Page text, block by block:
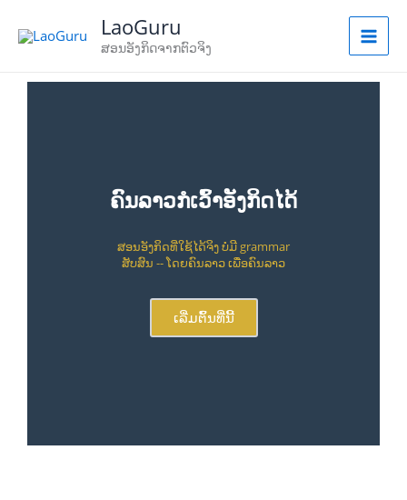
LaoGuru
ສອນອັງກິດຈາກຕົວຈິງ
ຄົນລາວກໍເວົ້າອັງກິດໄດ້
ສອນອັງກິດທີ່ໃຊ້ໄດ້ຈິງ ບໍ່ມີ grammar
ສັບສົນ -- ໂດຍຄົນລາວ ເພື່ອຄົນລາວ
ເລີ່ມຕົ້ນທີ່ນີ້